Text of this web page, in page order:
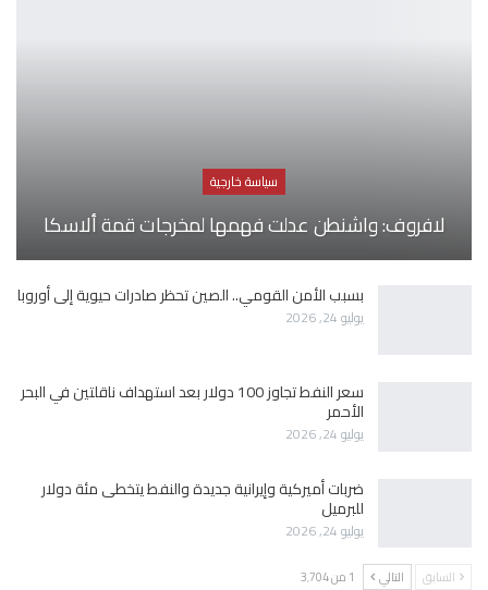
سياسة خارجية
لافروف: واشنطن عدلت فهمها لمخرجات قمة ألاسكا
بسبب الأمن القومي.. الصين تحظر صادرات حيوية إلى أوروبا
يوليو 24, 2026
سعر النفط تجاوز 100 دولار بعد استهداف ناقلتين في البحر
الأحمر
يوليو 24, 2026
ضربات أميركية وإيرانية جديدة والنفط يتخطى مئة دولار
للبرميل
يوليو 24, 2026
السابق التالي 1 من 3٬704